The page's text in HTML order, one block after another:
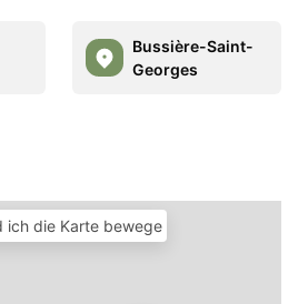
Bussière-Saint-
Georges
ich die Karte bewege